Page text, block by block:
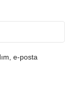
e-posta